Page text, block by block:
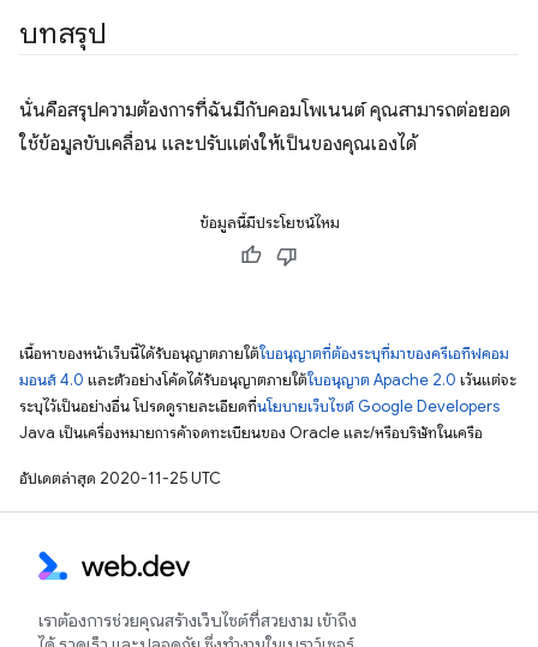
บทสรุป
นั่นคือสรุปความต้องการที่ฉันมีกับคอมโพเนนต์ คุณสามารถต่อยอด
ใช้ข้อมูลขับเคลื่อน และปรับแต่งให้เป็นของคุณเองได้
ข้อมูลนี้มีประโยชน์ไหม
เนื้อหาของหน้าเว็บนี้ได้รับอนุญาตภายใต้ใบอนุญาตที่ต้องระบุที่มาของครีเอทีฟคอม
มอนส์ 4.0 และตัวอย่างโค้ดได้รับอนุญาตภายใต้ใบอนุญาต Apache 2.0 เว้นแต่จะ
ระบุไว้เป็นอย่างอื่น โปรดดูรายละเอียดที่นโยบายเว็บไซต์ Google Developers
Java เป็นเครื่องหมายการค้าจดทะเบียนของ Oracle และ/หรือบริษัทในเครือ
อัปเดตล่าสุด 2020-11-25 UTC
เราต้องการช่วยคุณสร้างเว็บไซต์ที่สวยงาม เข้าถึง